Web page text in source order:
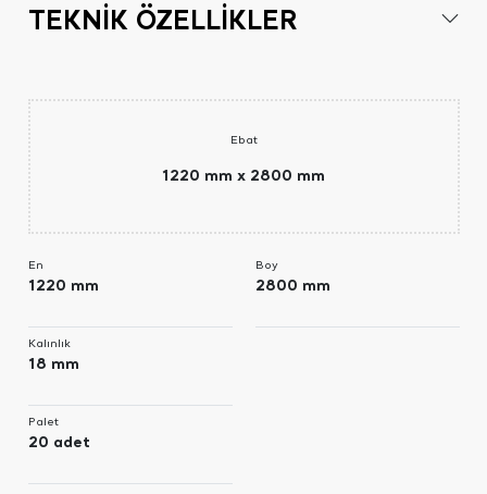
TEKNİK ÖZELLİKLER
Ebat
1220 mm x 2800 mm
En
1220 mm
Kalınlık
18 mm
Palet
20 adet
Boy
2800 mm